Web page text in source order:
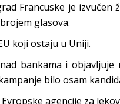
Francuske je
glasova.
koji ostaju u Uniji.
bankama i objavljuje
bilo osam
agencije za